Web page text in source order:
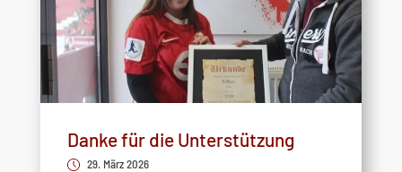
Danke für die Unterstützung
29. März 2026